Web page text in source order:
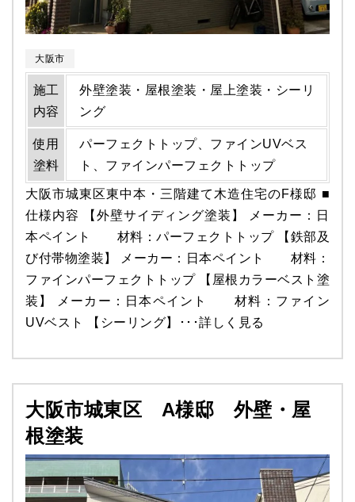
大阪市
施工
内容
外壁塗装・屋根塗装・屋上塗装・シーリ
ング
使用
塗料
パーフェクトトップ、ファインUVベス
ト、ファインパーフェクトトップ
大阪市城東区東中本・三階建て木造住宅のF様邸 ■
仕様内容 【外壁サイディング塗装】 メーカー：日
本ペイント 材料：パーフェクトトップ 【鉄部及
び付帯物塗装】 メーカー：日本ペイント 材料：
ファインパーフェクトトップ 【屋根カラーベスト塗
装】 メーカー：日本ペイント 材料：ファイン
UVベスト 【シーリング】･･･詳しく見る
大阪市城東区 A様邸 外壁・屋
根塗装